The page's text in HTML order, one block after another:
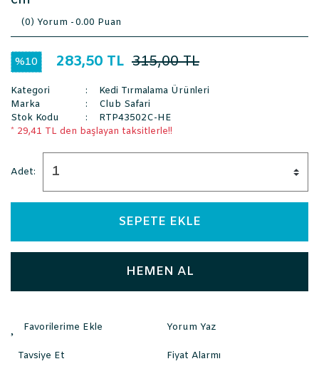
(0) Yorum -0.00 Puan
%10 283,50 TL 315,00 TL
Kategori
Kedi Tırmalama Ürünleri
Marka
Club Safari
Stok Kodu
RTP43502C-HE
* 29,41 TL den başlayan taksitlerle!!
Adet:
SEPETE EKLE
HEMEN AL
Yorum Yaz
Tavsiye Et Fiyat Alarmı